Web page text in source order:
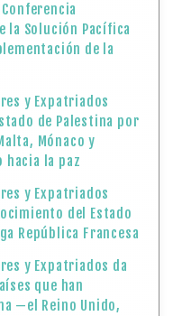
la Solución Pacífica
de la
y Expatriados
de Palestina por
Mónaco y
la paz
y Expatriados
del Estado
República Francesa
y Expatriados da
que han
—el Reino Unido,